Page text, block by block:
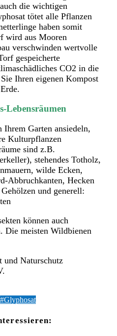
die wichtigen
tötet alle Pflanzen
haben somit
wird aus Mooren
verschwinden wertvolle
gespeicherte
CO2 in die
Ihren eigenen Kompost
Lebensräumen
Garten ansiedeln,
Kulturpflanzen
sind z.B.
stehendes Totholz,
wilde Ecken,
Abbruchkanten, Hecken
und generell:
können auch
Die meisten Wildbienen
Naturschutz
#Glyphosat